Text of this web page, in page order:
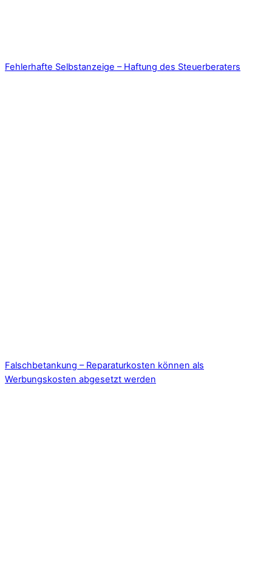
Fehlerhafte Selbstanzeige – Haftung des Steuerberaters
Falschbetankung – Reparaturkosten können als
Werbungskosten abgesetzt werden